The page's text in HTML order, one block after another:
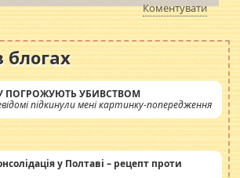
Коментувати
блогах
ПОГРОЖУЮТЬ УБИВСТВОМ
підкинули мені картинку-попередження
у Полтаві – рецепт проти